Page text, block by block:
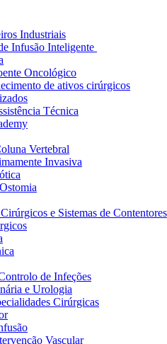
de carreira na B. Braun.
Industriais
Infusão Inteligente
Oncológico
de ativos cirúrgicos
Técnica
Vertebral
Invasiva
e Sistemas de
de Infeções
e Urologia
Cirúrgicas
Vascular